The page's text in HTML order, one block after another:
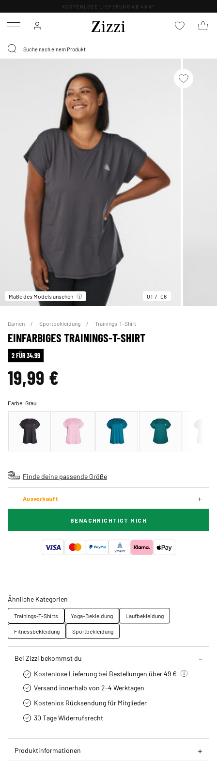
KOSTENLOSE LIEFERUNG AB 49 €*
Menu
Maße des Models ansehen 01 06
Damen Sportbekleidung Trainings-T-Shirt
EINFARBIGES TRAININGS-T-SHIRT
2 FÜR 34.99
19,99 €
Farbe:Grau
Finde deine passende Größe
Ausverkauft
BENACHRICHTIGT MICH
Ähnliche Kategorien
Trainings-T-Shirts Yoga-Bekleidung
Laufbekleidung
Fitnessbekleidung
Sportbekleidung
Bei Zizzi bekommst du
Kostenlose Lieferung bei Bestellungen über 49 €
Versand innerhalb von 2-4 Werktagen
Kostenlos Rücksendung für Mitglieder
30 Tage Widerrufsrecht
Produktinformationen